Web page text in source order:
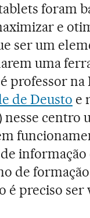
foram
e
ser um
uma
professor
de Deusto e
centro
informação
de
é preciso ser